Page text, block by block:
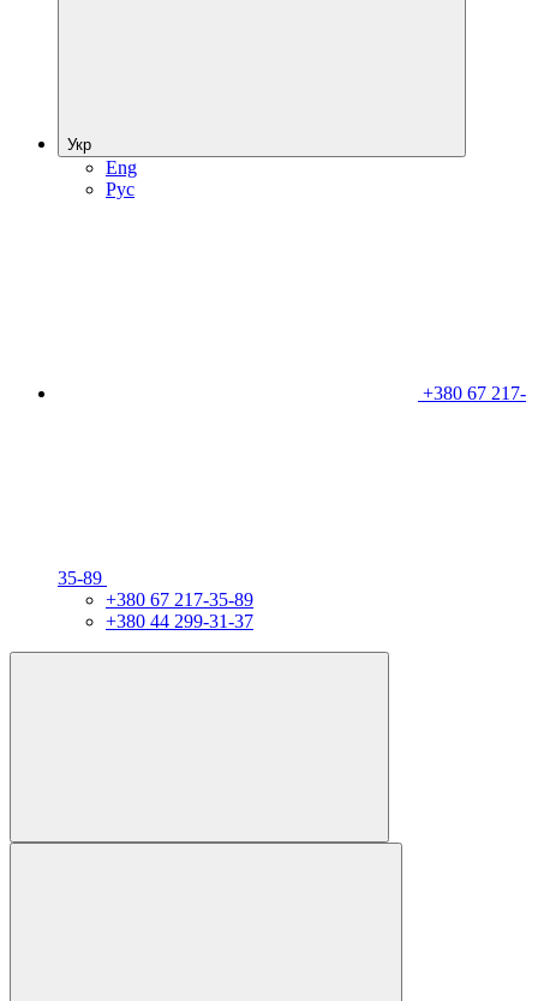
Укр
Eng
Рус
+380 67 217-
35-89
+380 67 217-35-89
+380 44 299-31-37